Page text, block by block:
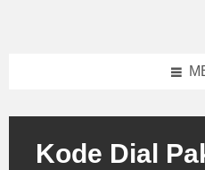
Kode Dial